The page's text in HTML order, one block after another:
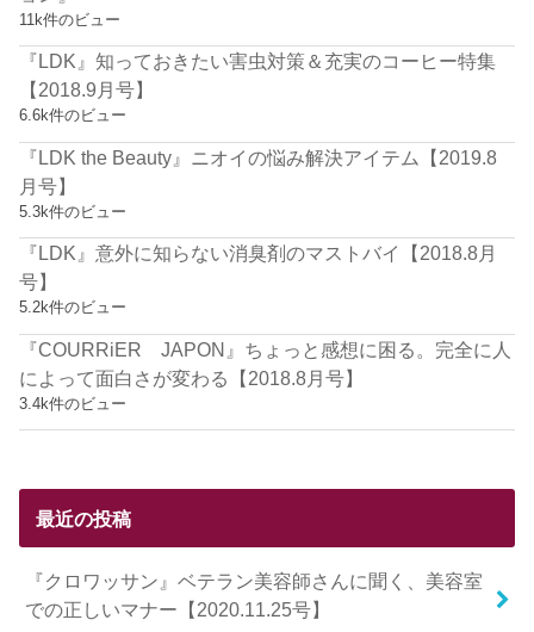
11k件のビュー
『LDK』知っておきたい害虫対策＆充実のコーヒー特集
【2018.9月号】
6.6k件のビュー
『LDK the Beauty』ニオイの悩み解決アイテム【2019.8
月号】
5.3k件のビュー
『LDK』意外に知らない消臭剤のマストバイ【2018.8月
号】
5.2k件のビュー
『COURRiER JAPON』ちょっと感想に困る。完全に人
によって面白さが変わる【2018.8月号】
3.4k件のビュー
最近の投稿
『クロワッサン』ベテラン美容師さんに聞く、美容室
での正しいマナー【2020.11.25号】